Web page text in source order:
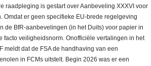
raadpleging is gestart over Aanbeveling XXXVI voor
Omdat er geen specifieke EU-brede regelgeving
de BfR-aanbevelingen (in het Duits) voor papier in
facto veiligheidsnorm. Onofficiële vertalingen in het
meldt dat de FSA de handhaving van een
in FCMs uitstelt. Begin 2026 was er een